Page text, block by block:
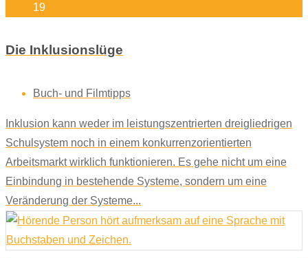
19
Die Inklusionslüge
Buch- und Filmtipps
Inklusion kann weder im leistungszentrierten dreigliedrigen
Schulsystem noch in einem konkurrenzorientierten
Arbeitsmarkt wirklich funktionieren. Es gehe nicht um eine
Einbindung in bestehende Systeme, sondern um eine
Veränderung der Systeme...